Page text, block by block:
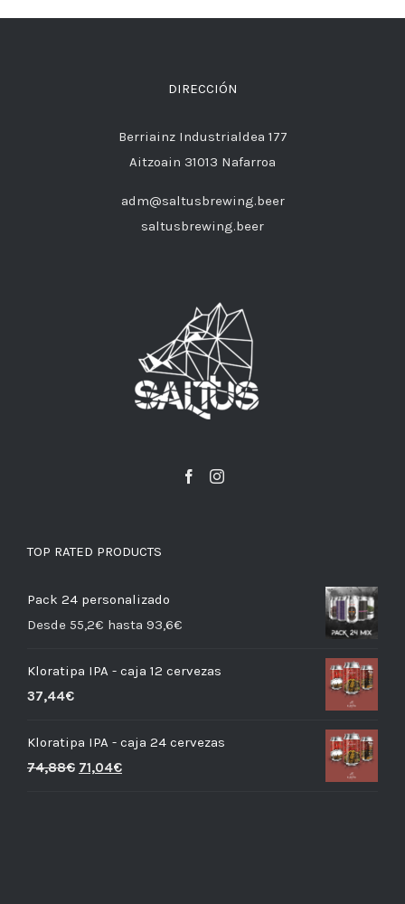
DIRECCIÓN
Berriainz Industrialdea 177
Aitzoain 31013 Nafarroa
adm@saltusbrewing.beer
saltusbrewing.beer
TOP RATED PRODUCTS
Pack 24 personalizado
Desde 55,2€ hasta 93,6€
Kloratipa IPA - caja 12 cervezas
37,44€
Kloratipa IPA - caja 24 cervezas
74,88€ 71,04€